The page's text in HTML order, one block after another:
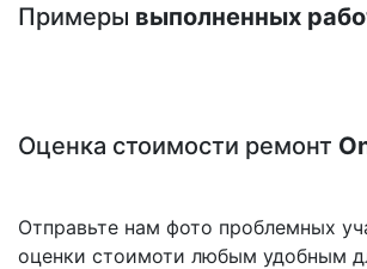
Примеры выполненных
Оценка стоимости ремонт
Отправьте нам фото проблемных
оценки стоимоти любым удобным